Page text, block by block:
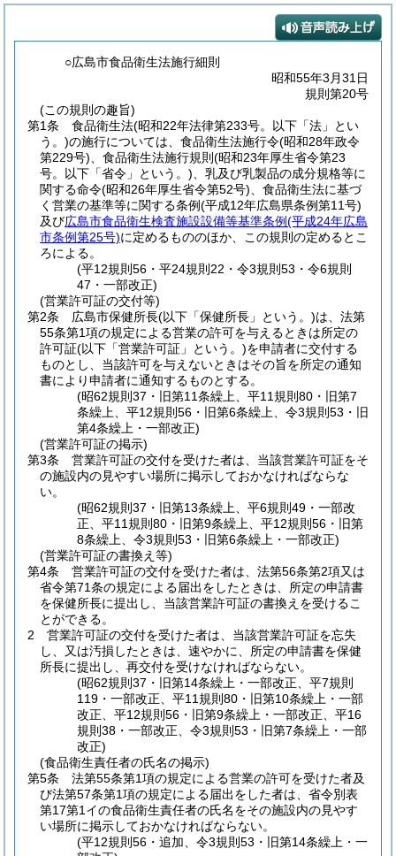
○広島市食品衛生法施行細則
昭和55年3月31日
規則第20号
(この規則の趣旨)
第1条
食品衛生法(昭和22年法律第233号。以下「法」とい
う。)の施行については、食品衛生法施行令(昭和28年政令
第229号) 、食品衛生法施行規則 (昭和23年厚生省令第23
号。以下「省令」という。) 、乳及び乳製品の成分規格等に
関する命令(昭和26年厚生省令第52号) 、食品衛生法に基づ
く営業の基準等に関する条例(平成12年広島県条例第11号)
及び広島市食品衛生検査施設設備等基準条例(平成24年広島
市条例第25号)に定めるもののほか、この規則の定めるとこ
ろによる。
(平12規則56・平24規則22・令3規則53・令6規則
47・一部改正)
(営業許可証の交付等)
第2条
広島市保健所長(以下「保健所長」という。)は、法第
55条第1項の規定による営業の許可を与えるときは所定の
許可証(以下「営業許可証」という。)を申請者に交付する
ものとし、当該許可を与えないときはその旨を所定の通知
書により申請者に通知するものとする。
(昭62規則37・旧第11条繰上、平11規則80・旧第7
条繰上、平12規則56・旧第6条繰上、令3規則53・旧
第4条繰上・一部改正)
(営業許可証の掲示)
第3条
営業許可証の交付を受けた者は、当該営業許可証をそ
の施設内の見やすい場所に掲示しておかなければならな
い。
(昭62規則37・旧第13条繰上、平6規則49・一部改
正、平11規則80・旧第9条繰上、平12規則56・旧第
8条繰上、令3規則53・旧第6条繰上・一部改正)
(営業許可証の書換え等)
第4条
営業許可証の交付を受けた者は、法第56条第2項又は
省令第71条の規定による届出をしたときは、所定の申請書
を保健所長に提出し、当該営業許可証の書換えを受けるこ
とができる。
2
営業許可証の交付を受けた者は、当該営業許可証を忘失
し、又は汚損したときは、速やかに、所定の申請書を保健
所長に提出し、再交付を受けなければならない。
(昭62規則37・旧第14条繰上・一部改正、平7規則
119・一部改正、平11規則80・旧第10条繰上・一部
改正、平12規則56・旧第9条繰上・一部改正、平16
規則38・一部改正、令3規則53・旧第7条繰上・一部
改正)
(食品衛生責任者の氏名の掲示)
第5条
法第55条第1項の規定による営業の許可を受けた者及
び法第57条第1項の規定による届出をした者は、省令別表
第17第1イの食品衛生責任者の氏名をその施設内の見やす
い場所に掲示しておかなければならない。
(平12規則56・追加、令3規則53・旧第14条繰上・一